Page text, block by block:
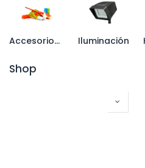
Accesorios de Conexión Iluminación
Shop